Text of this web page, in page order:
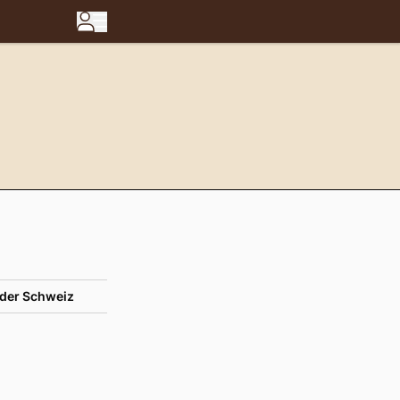
Schweiz